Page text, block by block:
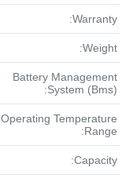
Warranty:
Weight:
Battery Management
System (Bms):
Operating Temperature
Range:
Capacity: